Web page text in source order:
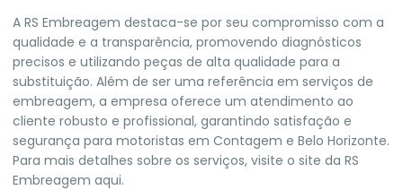
A RS Embreagem destaca-se por seu compromisso com a
qualidade e a transparência, promovendo diagnósticos
precisos e utilizando peças de alta qualidade para a
substituição. Além de ser uma referência em serviços de
embreagem, a empresa oferece um atendimento ao
cliente robusto e profissional, garantindo satisfação e
segurança para motoristas em Contagem e Belo Horizonte.
Para mais detalhes sobre os serviços, visite o site da RS
Embreagem aqui.